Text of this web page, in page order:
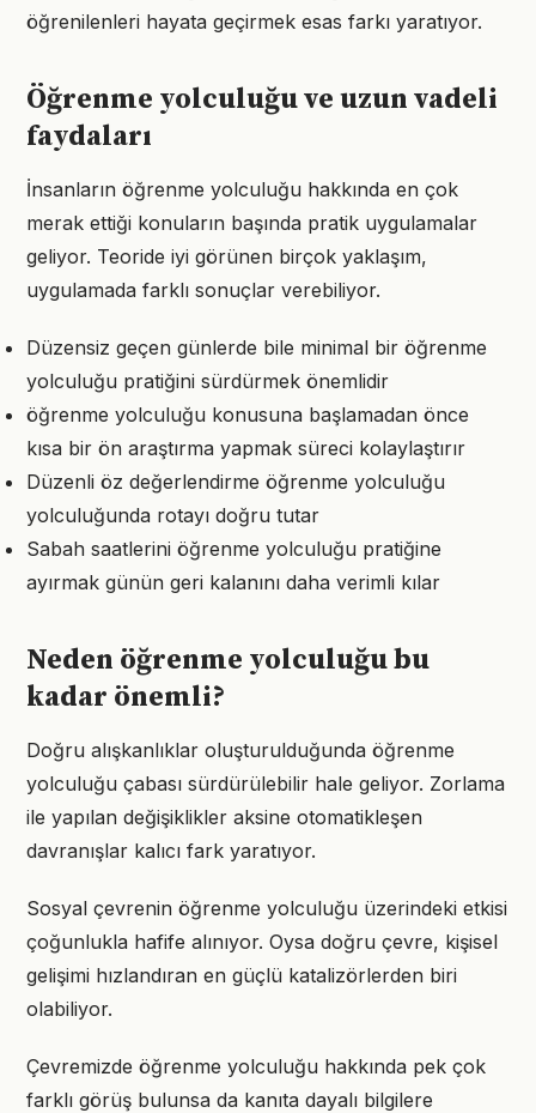
öğrenilenleri hayata geçirmek esas farkı yaratıyor.
Öğrenme yolculuğu ve uzun vadeli
faydaları
İnsanların öğrenme yolculuğu hakkında en çok
merak ettiği konuların başında pratik uygulamalar
geliyor. Teoride iyi görünen birçok yaklaşım,
uygulamada farklı sonuçlar verebiliyor.
Düzensiz geçen günlerde bile minimal bir öğrenme
yolculuğu pratiğini sürdürmek önemlidir
öğrenme yolculuğu konusuna başlamadan önce
kısa bir ön araştırma yapmak süreci kolaylaştırır
Düzenli öz değerlendirme öğrenme yolculuğu
yolculuğunda rotayı doğru tutar
Sabah saatlerini öğrenme yolculuğu pratiğine
ayırmak günün geri kalanını daha verimli kılar
Neden öğrenme yolculuğu bu
kadar önemli?
Doğru alışkanlıklar oluşturulduğunda öğrenme
yolculuğu çabası sürdürülebilir hale geliyor. Zorlama
ile yapılan değişiklikler aksine otomatikleşen
davranışlar kalıcı fark yaratıyor.
Sosyal çevrenin öğrenme yolculuğu üzerindeki etkisi
çoğunlukla hafife alınıyor. Oysa doğru çevre, kişisel
gelişimi hızlandıran en güçlü katalizörlerden biri
olabiliyor.
Çevremizde öğrenme yolculuğu hakkında pek çok
farklı görüş bulunsa da kanıta dayalı bilgilere